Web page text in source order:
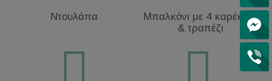
Ντουλάπα
Μπαλκόνι με 4 καρέκλες
& τραπέζι